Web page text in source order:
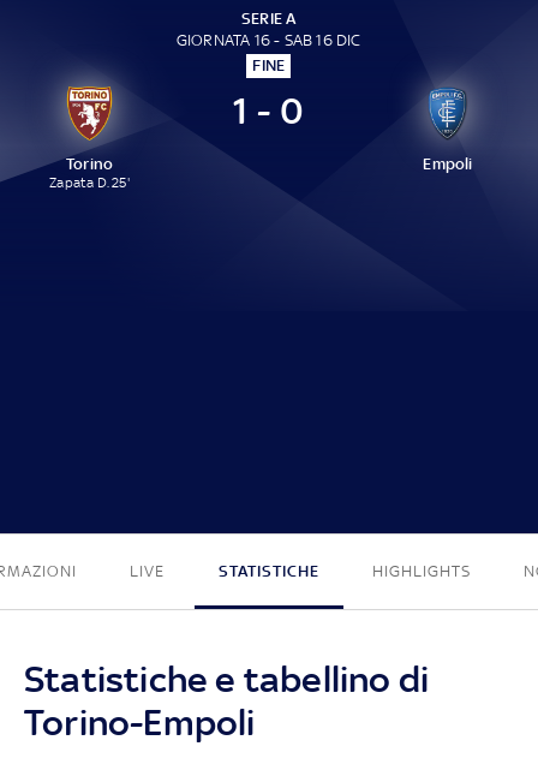
SERIE A
GIORNATA 16 - SAB 16 DIC
FINE
Torino
Zapata D. 25'
1 - 0
Empoli
LIVE STATISTICHE HIGHLIGHTS
Statistiche e tabellino di
Torino-Empoli